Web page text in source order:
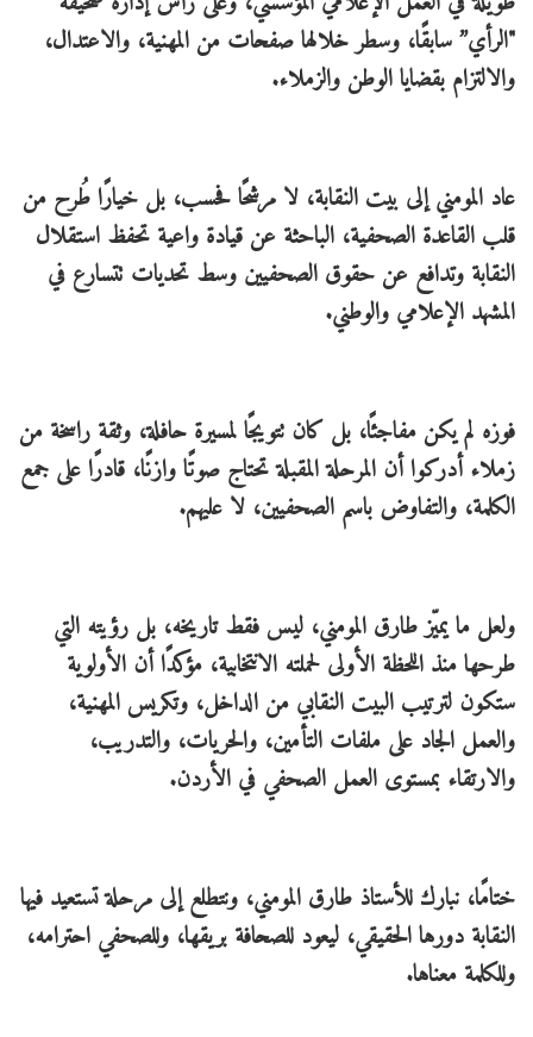
"الرأي” سابقًا، وسطر خلالها صفحات من المهنية، والاعتدال،
والالتزام بقضايا الوطن والزملاء.
عاد المومني إلى بيت النقابة، لا مرشحًا فحسب، بل خيارًا طُرح من
قلب القاعدة الصحفية، الباحثة عن قيادة واعية تحفظ استقلال
النقابة وتدافع عن حقوق الصحفيين وسط تحديات تتسارع في
المشهد الإعلامي والوطني.
فوزه لم يكن مفاجئًا، بل كان تتويجًا لمسيرة حافلة، وثقة راسخة من
زملاء أدركوا أن المرحلة المقبلة تحتاج صوتًا وازنًا، قادرًا على جمع
الكلمة، والتفاوض باسم الصحفيين، لا عليهم.
ولعل ما يميّز طارق المومني، ليس فقط تاريخه، بل رؤيته التي
طرحها منذ اللحظة الأولى لحملته الانتخابية، مؤكدًا أن الأولوية
ستكون لترتيب البيت النقابي من الداخل، وتكريس المهنية،
والعمل الجاد على ملفات التأمين، والحريات، والتدريب،
والارتقاء بمستوى العمل الصحفي في الأردن.
ختامًا، نبارك للأستاذ طارق المومني، ونتطلع إلى مرحلة تستعيد فيها
النقابة دورها الحقيقي، ليعود للصحافة بريقها، وللصحفي احترامه،
وللكلمة معناها.